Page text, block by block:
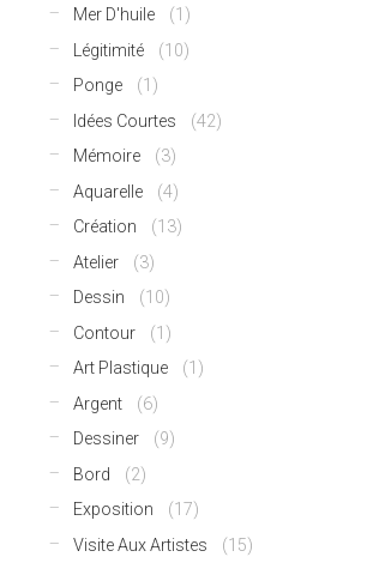
Mer D'huile
(1)
Légitimité
(10)
Ponge
(1)
Idées Courtes
(42)
Mémoire
(3)
Aquarelle
(4)
Création
(13)
Atelier
(3)
Dessin
(10)
Contour
(1)
Art Plastique
(1)
Argent
(6)
Dessiner
(9)
Bord
(2)
Exposition
(17)
Visite Aux Artistes
(15)